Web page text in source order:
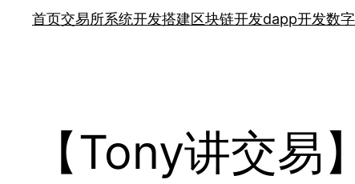
首页交易所系统开发搭建区块链开发dapp开发数
【Tony讲交